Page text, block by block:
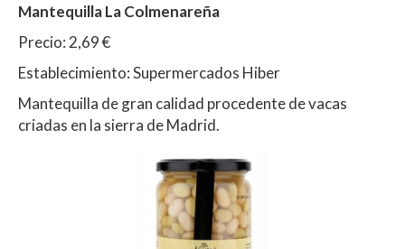
Mantequilla La Colmenareña
Precio: 2,69 €
Establecimiento: Supermercados Hiber
Mantequilla de gran calidad procedente de vacas
criadas en la sierra de Madrid.